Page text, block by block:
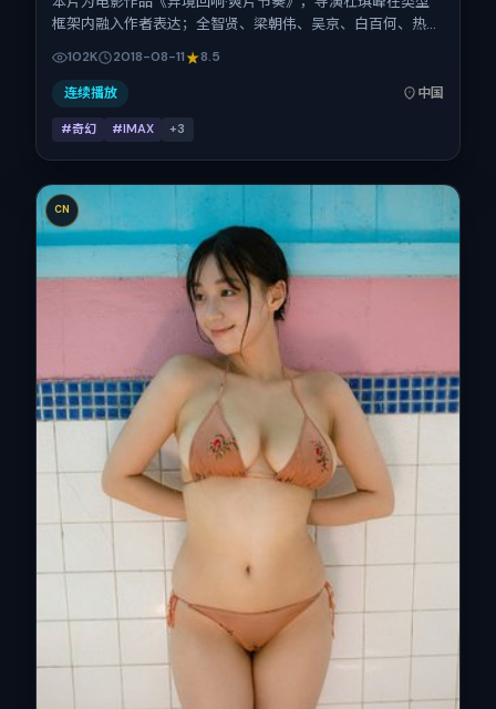
框架内融入作者表达；全智贤、梁朝伟、吴京、白百何、热依
背景为中国大陆。上映时间 2018年8月11日（公映登记日
2018-08-11），全片167分钟，节奏张弛有度。
102K 2018-08-11 8.5
连续播放 中国
#奇幻 #IMAX +3
CN